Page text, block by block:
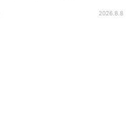
2026.8.8